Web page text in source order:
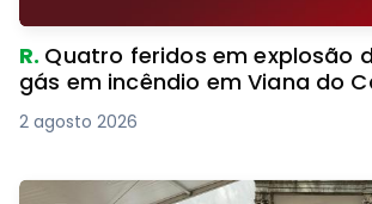
R. Quatro feridos em explosão
gás em incêndio em Viana do
2 agosto 2026